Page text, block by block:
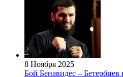
8 Ноября 2025
Бой Бенавидес –